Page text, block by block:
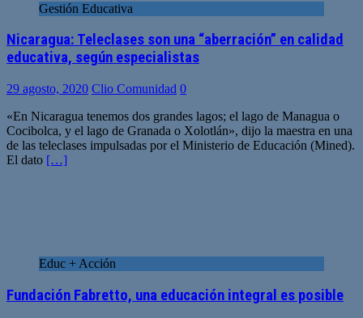
Gestión Educativa
Nicaragua: Teleclases son una “aberración” en calidad
educativa, según especialistas
29 agosto, 2020 Clio Comunidad 0
«En Nicaragua tenemos dos grandes lagos; el lago de Managua o
Cocibolca, y el lago de Granada o Xolotlán», dijo la maestra en una
de las teleclases impulsadas por el Ministerio de Educación (Mined).
El dato […]
Educ + Acción
Fundación Fabretto, una educación integral es posible